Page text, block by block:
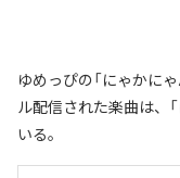
ゆめっぴの「にゃかに
ル配信された楽曲は、
いる。